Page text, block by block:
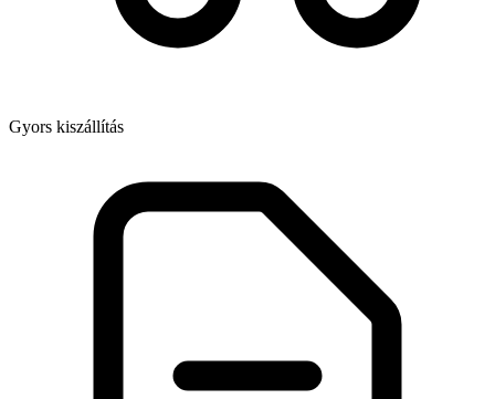
Gyors kiszállítás